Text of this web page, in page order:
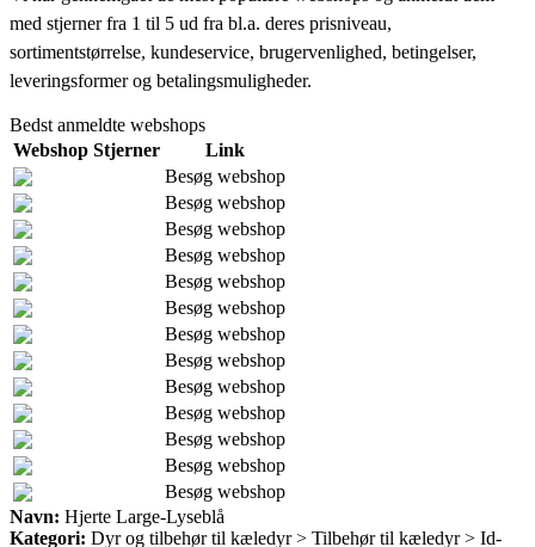
med stjerner fra 1 til 5 ud fra bl.a. deres prisniveau,
sortimentstørrelse, kundeservice, brugervenlighed, betingelser,
leveringsformer og betalingsmuligheder.
Bedst anmeldte webshops
Webshop Stjerner
Link
Besøg webshop
Besøg webshop
Besøg webshop
Besøg webshop
Besøg webshop
Besøg webshop
Besøg webshop
Besøg webshop
Besøg webshop
Besøg webshop
Besøg webshop
Besøg webshop
Besøg webshop
Navn: Hjerte Large-Lyseblå
Kategori: Dyr og tilbehør til kæledyr > Tilbehør til kæledyr > Id-